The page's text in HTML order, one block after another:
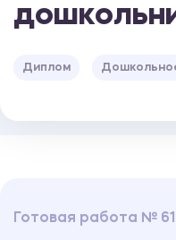
Диплом
Готовая работа №